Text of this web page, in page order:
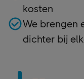
kosten
We brengen
dichter bij